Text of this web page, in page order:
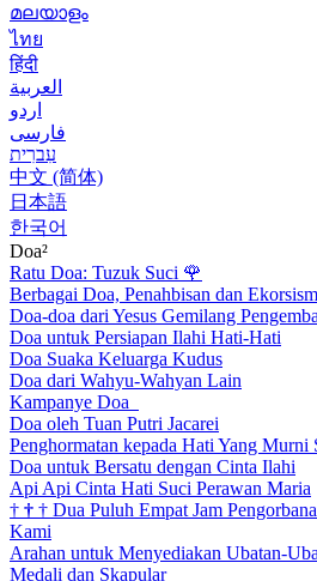
മലയാളം
ไทย
हिंदी
العربية
اردو
فارسی
עִברִית
中文 (简体)
日本語
한국어
Doa²
Ratu Doa: Tuzuk Suci 🌹
Berbagai Doa, Penahbisan dan
Doa-doa dari Yesus Gemilang
Doa untuk Persiapan Ilahi Hati-Hati
Doa Suaka Keluarga Kudus
Doa dari Wahyu-Wahyan Lain
Kampanye Doa
Doa oleh Tuan Putri Jacarei
Penghormatan kepada Hati Yang Murni
Doa untuk Bersatu dengan Cinta Ilahi
Api Api Cinta Hati Suci Perawan Maria
† † † Dua Puluh Empat Jam
Kami
Arahan untuk Menyediakan Ubatan-
Medali dan Skapular